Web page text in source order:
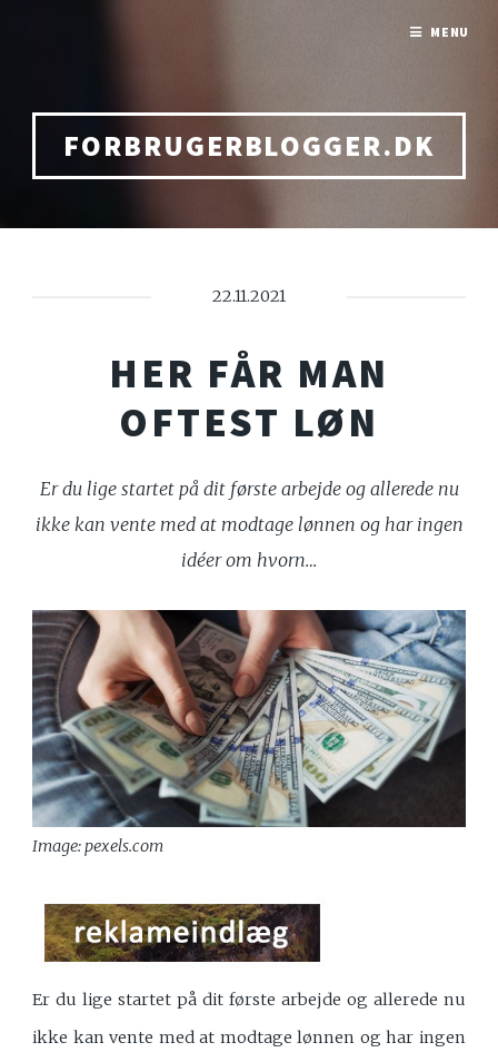
FORBRUGERBLOGGER.DK
22.11.2021
HER FÅR MAN
OFTEST LØN
Er du lige startet på dit første arbejde og allerede nu
ikke kan vente med at modtage lønnen og har ingen
idéer om hvorn…
Image: pexels.com
Er du lige startet på dit første arbejde og allerede nu
ikke kan vente med at modtage lønnen og har ingen
MENU